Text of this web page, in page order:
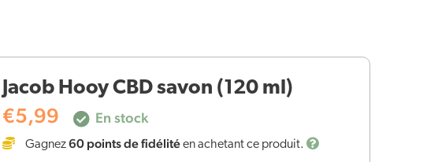
Jacob Hooy CBD savon (120 ml)
€5,99 En stock
Gagnez60 points de fidélitéen achetant ce produit.
Jacob
Hooy
savon